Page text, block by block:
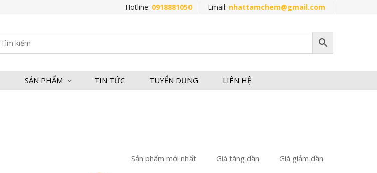
Hotline: 0918881050 Email: nhattamchem@gmail.com
SẢN PHẨM TIN TỨC TUYỂN DỤNG LIÊN HỆ
Sản phẩm mới nhất Giá tăng dần Giá giảm dần